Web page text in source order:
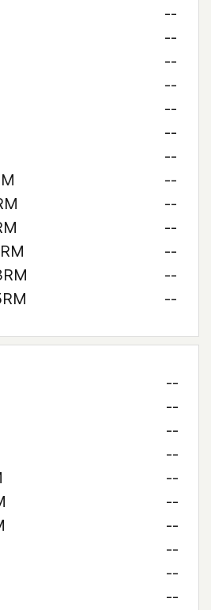
--
--
--
--
--
--
--
--
--
--
--
--
--
--
--
--
--
--
--
--
--
--
--